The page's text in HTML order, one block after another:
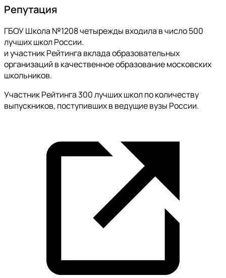
Репутация
ГБОУ Школа №1208 четырежды входила в число 500
лучших школ России.
и участник Рейтинга вклада образовательных
организаций в качественное образование московских
школьников.
Участник Рейтинга 300 лучших школ по количеству
выпускников, поступивших в ведущие вузы России.